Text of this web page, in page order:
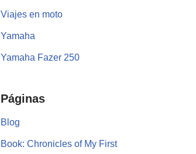
Viajes en moto
Yamaha
Yamaha Fazer 250
Páginas
Blog
Book: Chronicles of My First